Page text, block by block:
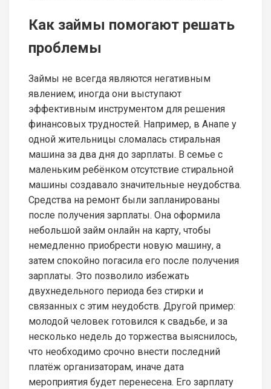
Как займы помогают решать
проблемы
Займы не всегда являются негативным
явлением; иногда они выступают
эффективным инструментом для решения
финансовых трудностей. Например, в Анапе у
одной жительницы сломалась стиральная
машина за два дня до зарплаты. В семье с
маленьким ребёнком отсутствие стиральной
машины создавало значительные неудобства.
Средства на ремонт были запланированы
после получения зарплаты. Она оформила
небольшой займ онлайн на карту, чтобы
немедленно приобрести новую машину, а
затем спокойно погасила его после получения
зарплаты. Это позволило избежать
двухнедельного периода без стирки и
связанных с этим неудобств. Другой пример:
молодой человек готовился к свадьбе, и за
несколько недель до торжества выяснилось,
что необходимо срочно внести последний
платёж организаторам, иначе дата
мероприятия будет перенесена. Его зарплату